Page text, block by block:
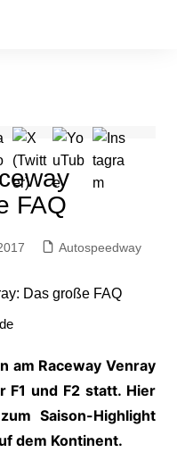
FAQ
Autospeedway
am Raceway Venray
F1 und F2 statt. Hier
Saison-Highlight
dem Kontinent.